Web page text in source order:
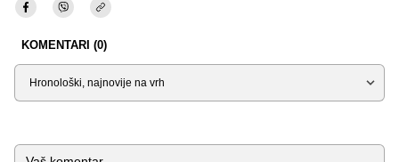
KOMENTARI (0)
Sortiraj
Komentar